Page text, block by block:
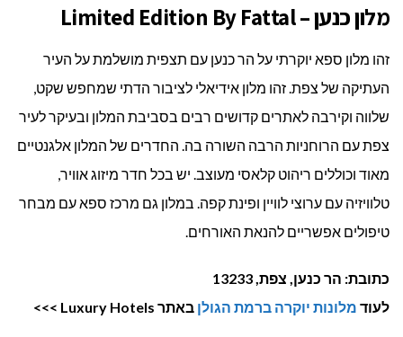
מלון כנען – Limited Edition By Fattal
זהו מלון ספא יוקרתי על הר כנען עם תצפית מושלמת על העיר
העתיקה של צפת. זהו מלון אידיאלי לציבור הדתי שמחפש שקט,
שלווה וקירבה לאתרים קדושים רבים בסביבת המלון ובעיקר לעיר
צפת עם הרוחניות הרבה השורה בה. החדרים של המלון אלגנטיים
מאוד וכוללים ריהוט קלאסי מעוצב. יש בכל חדר מיזוג אוויר,
טלוויזיה עם ערוצי לוויין ופינת קפה. במלון גם מרכז ספא עם מבחר
טיפולים אפשריים להנאת האורחים.
כתובת: הר כנען, צפת, 13233
לעוד מלונות יוקרה ברמת הגולן באתר Luxury Hotels >>>